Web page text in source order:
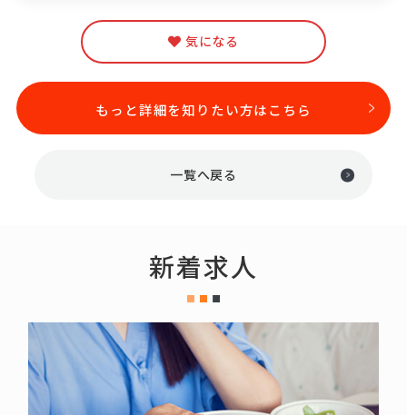
気になる
もっと詳細を知りたい方はこちら
一覧へ戻る
新着求人